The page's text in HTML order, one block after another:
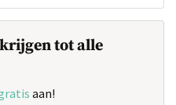
tot alle
aan!